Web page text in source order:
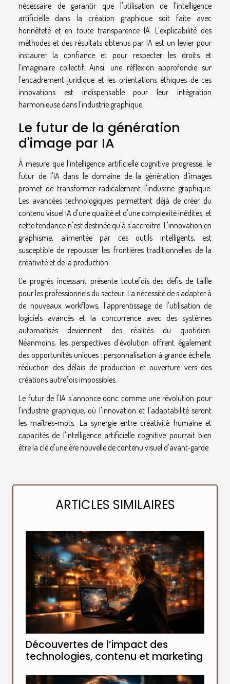
nécessaire de garantir que l'utilisation de l'intelligence
artificielle dans la création graphique soit faite avec
honnêteté et en toute transparence IA. L'explicabilité des
méthodes et des résultats obtenus par IA est un levier pour
instaurer la confiance et pour respecter les droits et
l'imaginaire collectif. Ainsi, une réflexion approfondie sur
l'encadrement juridique et les orientations éthiques de ces
innovations est indispensable pour leur intégration
harmonieuse dans l'industrie graphique.
Le futur de la génération
d'image par IA
À mesure que l'intelligence artificielle cognitive progresse, le
futur de l'IA dans le domaine de la génération d'images
promet de transformer radicalement l'industrie graphique.
Les avancées technologiques permettent déjà de créer du
contenu visuel IA d'une qualité et d'une complexité inédites, et
cette tendance n'est destinée qu'à s'accroître. L'innovation en
graphisme, alimentée par ces outils intelligents, est
susceptible de repousser les frontières traditionnelles de la
créativité et de la production.
Ce progrès incessant présente toutefois des défis de taille
pour les professionnels du secteur. La nécessité de s'adapter à
de nouveaux workflows, l'apprentissage de l'utilisation de
logiciels avancés et la concurrence avec des systèmes
automatisés deviennent des réalités du quotidien.
Néanmoins, les perspectives d'évolution offrent également
des opportunités uniques : personnalisation à grande échelle,
réduction des délais de production et ouverture vers des
créations autrefois impossibles.
Le futur de l'IA s'annonce donc comme une révolution pour
l'industrie graphique, où l'innovation et l'adaptabilité seront
les maîtres-mots. La synergie entre créativité humaine et
capacités de l'intelligence artificielle cognitive pourrait bien
être la clé d'une ère nouvelle de contenu visuel d'avant-garde.
ARTICLES SIMILAIRES
Découvertes de l’impact des
technologies, contenu et marketing